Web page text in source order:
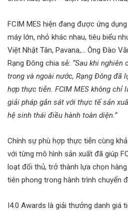
FCIM MES hiện đang được ứng
máy lớn, nhỏ khác nhau, tiêu biểu
Việt Nhật Tân, Pavana,… Ông Đào
Rạng Đông chia sẻ: “Sau khi nghiên
trong và ngoài nước, Rạng Đông đã
hợp thực tiễn. FCIM MES không chỉ
giải pháp gắn sát với thực tế sản
hệ sinh thái điều hành toàn diện.”
Chính sự phù hợp thực tiễn cùng
với từng mô hình sản xuất đã giúp
loạt đối thủ, trở thành lựa chọn
tiên phong trong hành trình chuyển
I4.0 Awards là giải thưởng danh giá